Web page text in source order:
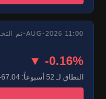
تم التحديث: 07-AUG-2026 11:00
▼ -0.16%
النطاق لـ 52 أسبوعاً: 67.04-117.63